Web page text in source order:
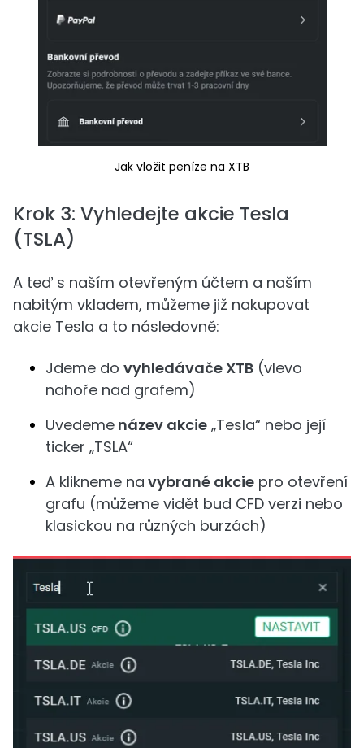
Jak vložit peníze na XTB
Krok 3: Vyhledejte akcie Tesla
(TSLA)
A teď s naším otevřeným účtem a naším
nabitým vkladem, můžeme již nakupovat
akcie Tesla a to následovně:
Jdeme do vyhledávače XTB (vlevo
nahoře nad grafem)
Uvedeme název akcie „Tesla“ nebo její
ticker „TSLA“
A klikneme na vybrané akcie pro otevření
grafu (můžeme vidět bud CFD verzi nebo
klasickou na různých burzách)